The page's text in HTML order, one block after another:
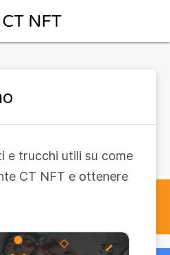
e trucchi utili su come
CT NFT e ottenere